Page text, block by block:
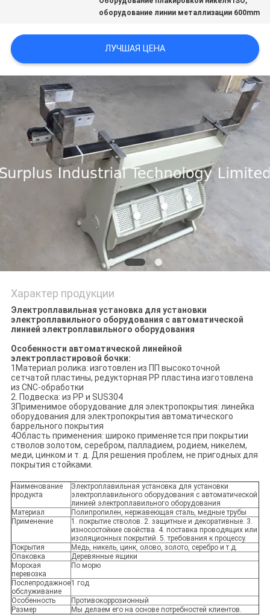
САЙТА
PRIVACY
POLICY
оборудование линии металлизации 600mm
ЛУЧШАЯ ЦЕНА
Характер продукции
Электроплавильная установка для установки
электроплавильного оборудования с автоматической
линией электроплавильного оборудования
Особенности автоматической линейной
электропластировой бочки:
1Материал ролика: изготовлен из ПП высокоточной
сетчатой пластины, редукторная PP пластина изготовлена
из CNC-обработки
2. Подвеска: из PP и SUS304
3Применимое оборудование для электропокрытия: линейка
оборудования для электропокрытия автоматического
баррельного покрытия
4Область применения: широко применяется при покрытии
стволов золотом, серебром, палладием, родием, никелем,
меди, цинком и т. д. Для решения проблем, не пригодных для
покрытия стойками.
Наименование
продукта
Электроплавильная установка для установки
электроплавильного оборудования с автоматической
линией электроплавильного оборудования
Материал
Полипропилен, нержавеющая сталь, медные трубы
Применение
1. покрытие стволов. 2. защитные и декоративные. 3.
износостойкие свойства. 4. поставка проводящих или
изоляционных покрытий. 5. требования к процессу.
Покрытия
Медь, никель, цинк, олово, золото, серебро и т.д.
Опаковка
Деревянные ящики
Морская
перевозка
По морю
Послепродажное
обслуживание
1 год
Особенность
Противокоррозионный
Размер
Мы делаем его на основе потребностей клиентов.